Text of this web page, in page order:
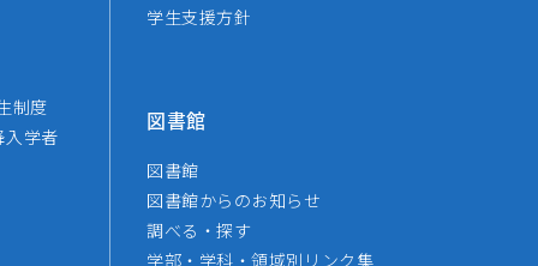
制度
入学者
学生支援方針
図書館
図書館
図書館からのお知らせ
調べる・探す
学部・学科・領域別リンク集